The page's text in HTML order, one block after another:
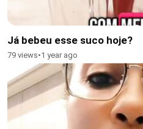
Já bebeu esse suco hoje?
79 views•1 year ago